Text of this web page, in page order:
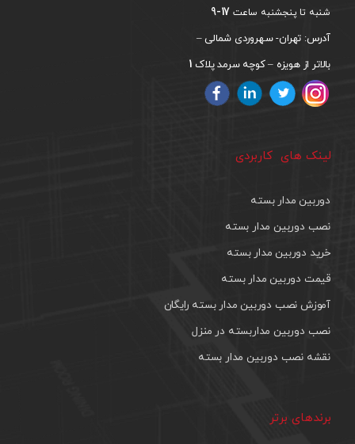
شنبه تا پنجشنبه ساعت 17-9
آدرس: تهران- سهروردی شمالی –
بالاتر از هویزه – کوچه سرمد پلاک 1
لینک های کاربردی
دوربین مدار بسته
نصب دوربین مدار بسته
خرید دوربین مدار بسته
قیمت دوربین مدار بسته
آموزش نصب دوربین مدار بسته رایگان
نصب دوربین مداربسته در منزل
نقشه نصب دوربین مدار بسته
برندهای برتر